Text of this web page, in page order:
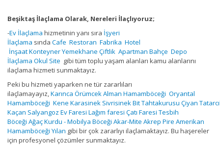
Beşiktaş İlaçlama Olarak, Nereleri İlaçlıyoruz;
-Ev İlaçlama hizmetinin yanı sıra İşyeri
İlaçlama sında Cafe Restoran Fabrika Hotel
İnşaatKonteynerYemekhane Çiftlik Apartman Bahçe Depo
İlaçlama Okul Site gibi tüm toplu yaşam alanları kamu alanlarını
ilaçlama hizmeti sunmaktayız.
Peki bu hizmeti yaparken ne tür zararlıları
ilaçlamayayız,Karınca ÖrümcekAlman Hamamböceği Oryantal
Hamamböceği Kene Karasinek SivrisinekBitTahtakurusu Çiyan
Kaçan Salyangoz Ev Faresi Lağım faresi Çatı Faresi Tesbih
Böceği Ağaç Kurdu - Mobilya Böceği Akar-Mite Akrep Pire Amerikan
Hamamböceği Yılan gibi bir çok zararlıyı ilaçlamaktayız. Bu haşereler
için profesyonel çözümler sunmaktayız.